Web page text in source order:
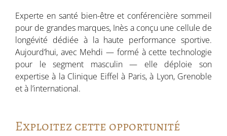
Experte en santé bien-être et conférencière sommeil
pour de grandes marques, Inès a conçu une cellule de
longévité dédiée à la haute performance sportive.
Aujourd’hui, avec Mehdi — formé à cette technologie
pour le segment masculin — elle déploie son
expertise à la Clinique Eiffel à Paris, à Lyon, Grenoble
et à l’international.
Exploitez cette opportunité